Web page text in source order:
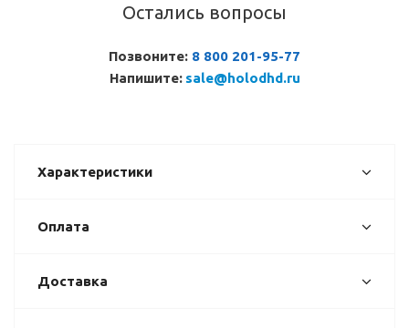
Остались вопросы
Позвоните: 8 800 201-95-77
Напишите: sale@holodhd.ru
Характеристики
Оплата
Доставка